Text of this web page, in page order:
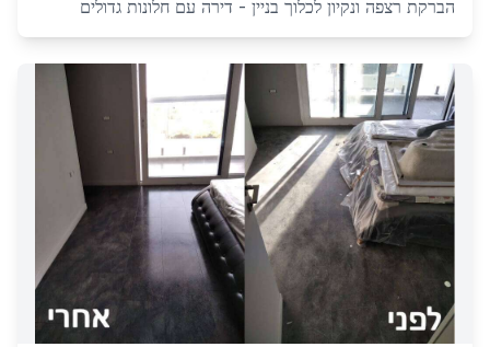
הברקת רצפה ונקיון לכלוך בניין - דירה עם חלונות גדולים